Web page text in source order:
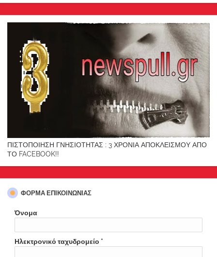
ΠΙΣΤΟΠΟΙΗΣΗ ΓΝΗΣΙΟΤΗΤΑΣ : 3 ΧΡΟΝΙΑ ΑΠΟΚΛΕΙΣΜΟΥ ΑΠΟ
ΤΟ FACEBOOK!!
ΦΌΡΜΑ ΕΠΙΚΟΙΝΩΝΊΑΣ
Όνομα
Ηλεκτρονικό ταχυδρομείο *